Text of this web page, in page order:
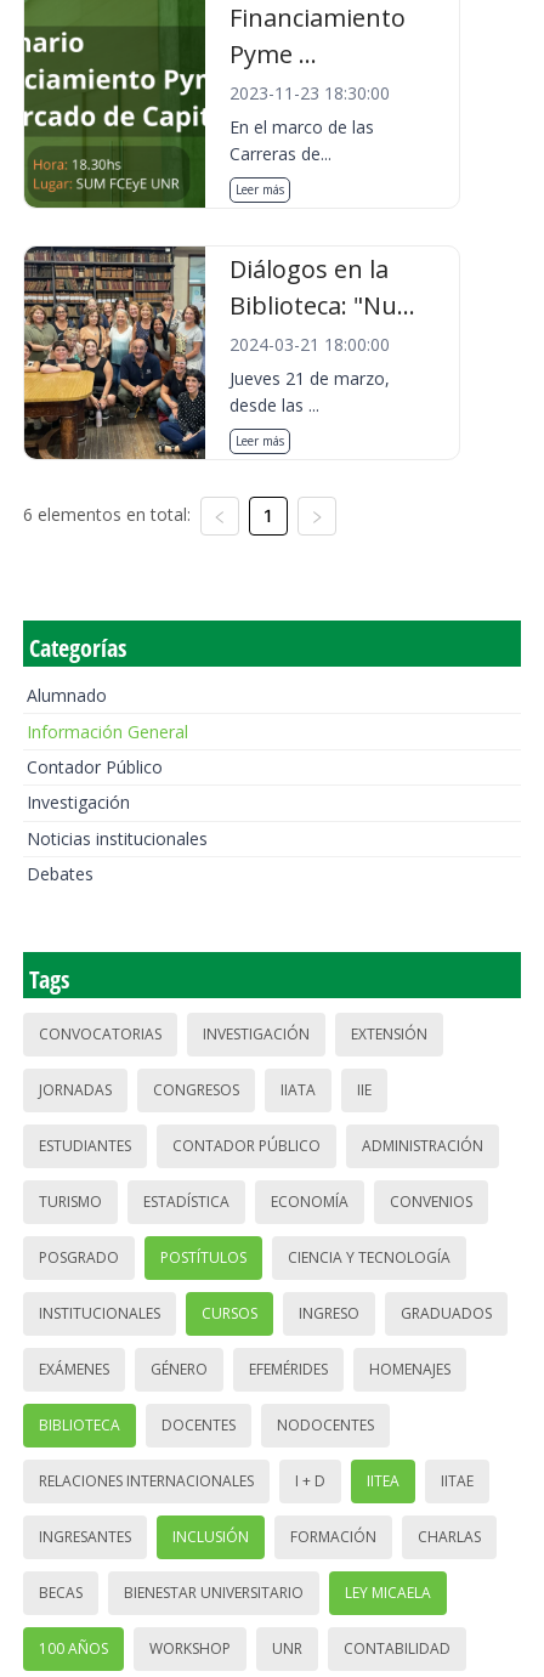
Financiamiento
Pyme ...
2023-11-23 18:30:00
En el marco de las
Carreras de...
Leer más
Diálogos en la
Biblioteca: "Nu...
2024-03-21 18:00:00
Jueves 21 de marzo,
desde las ...
Leer más
6 elementos en total: 1
Categorías
Alumnado
Información General
Contador Público
Investigación
Noticias institucionales
Debates
Tags
CONVOCATORIAS INVESTIGACIÓN EXTENSIÓN
JORNADAS CONGRESOS IIATA IIE
ESTUDIANTES CONTADOR PÚBLICO ADMINISTRACIÓN
TURISMO ESTADÍSTICA ECONOMÍA CONVENIOS
POSGRADO POSTÍTULOS CIENCIA Y TECNOLOGÍA
INSTITUCIONALES CURSOS INGRESO GRADUADOS
EXÁMENES GÉNERO EFEMÉRIDES HOMENAJES
BIBLIOTECA DOCENTES NODOCENTES
RELACIONES INTERNACIONALES I + D IITEA IITAE
INGRESANTES INCLUSIÓN FORMACIÓN CHARLAS
BECAS BIENESTAR UNIVERSITARIO LEY MICAELA
100 AÑOS WORKSHOP UNR CONTABILIDAD